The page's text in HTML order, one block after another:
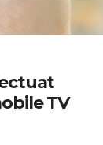
TV